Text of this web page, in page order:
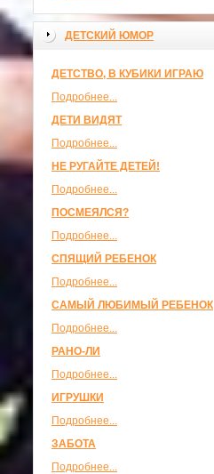
ДЕТСКИЙ ЮМОР
ДЕТСТВО, В КУБИКИ ИГРАЮ
Подробнее...
ДЕТИ ВИДЯТ
Подробнее...
НЕ РУГАЙТЕ ДЕТЕЙ!
Подробнее...
ПОСМЕЯЛСЯ?
Подробнее...
СПЯЩИЙ РЕБЕНОК
Подробнее...
САМЫЙ ЛЮБИМЫЙ РЕБЕНОК
Подробнее...
РАНО-ЛИ
Подробнее...
ИГРУШКИ
Подробнее...
ЗАБОТА
Подробнее...